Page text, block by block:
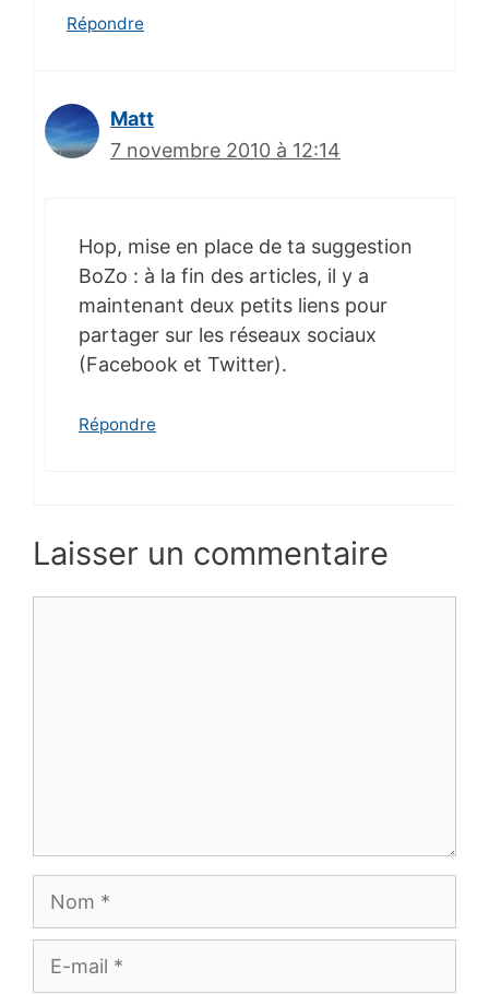
Répondre
Matt
7 novembre 2010 à 12:14
Hop, mise en place de ta suggestion
BoZo : à la fin des articles, il y a
maintenant deux petits liens pour
partager sur les réseaux sociaux
(Facebook et Twitter).
Répondre
Laisser un commentaire